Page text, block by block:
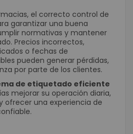
el correcto control de
garantizar una buena
normativas y mantener
Precios incorrectos,
o fechas de
pueden generar pérdidas,
por parte de los clientes.
de etiquetado eficiente
mejorar su operación diaria,
ofrecer una experiencia de